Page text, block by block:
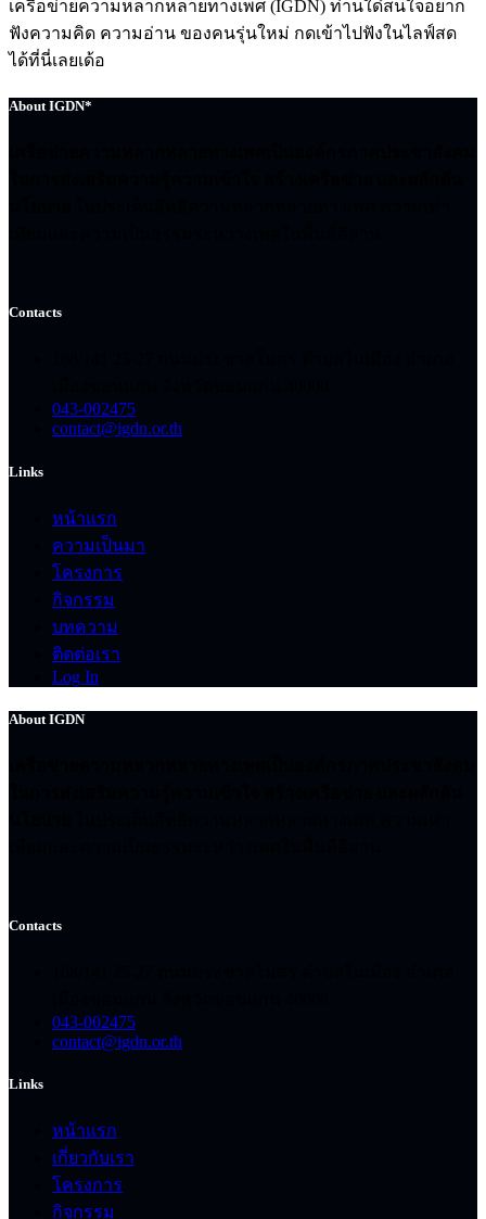
เครือข่ายความหลากหลายทางเพศ (IGDN) ท่านใด๋สนใจอยาก
ฟังความคิด ความอ่าน ของคนรุ่นใหม่ กดเข้าไปฟังในไลฟ์สด
ได้ที่นี่เลยเด้อ
About IGDN*
Contacts
043-002475
contact@igdn.or.th
Links
หน้าแรก
ความเป็นมา
โครงการ
กิจกรรม
บทความ
ติดต่อเรา
Log In
About IGDN
Contacts
043-002475
contact@igdn.or.th
Links
หน้าแรก
เกี่ยวกับเรา
โครงการ
กิจกรรม